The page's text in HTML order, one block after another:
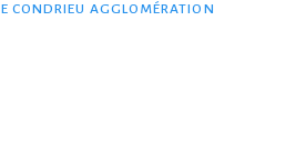
CONDRIEU AGGLOMÉRATION